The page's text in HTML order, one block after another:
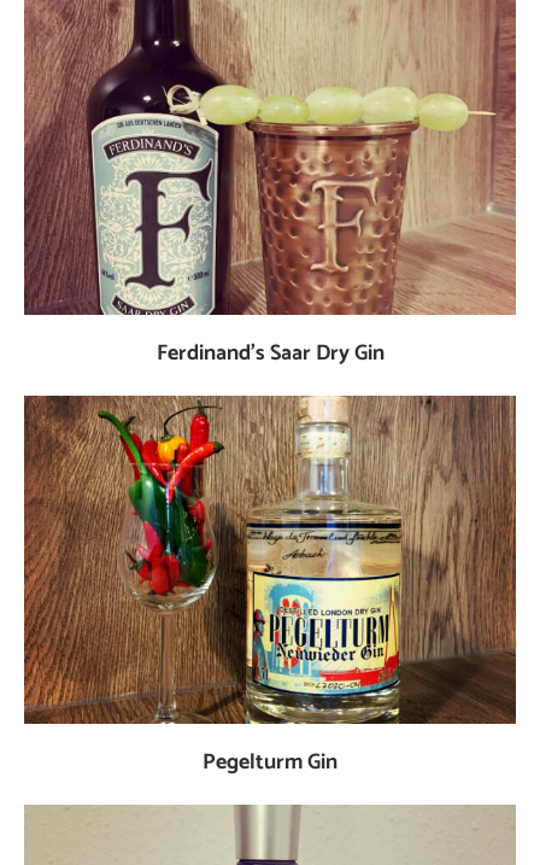
Ferdinand’s Saar Dry Gin
Pegelturm Gin